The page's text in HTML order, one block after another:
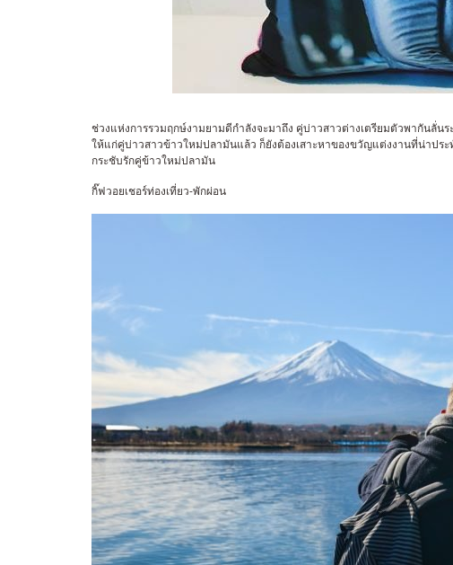
ช่วงแห่งการรวมฤกษ์งามยามดีกำลังจะมาถึง คู่บ่าวสาวต่างเตรียมตัวพากันลั่
ให้แก่คู่บ่าวสาวข้าวใหม่ปลามันแล้ว ก็ยังต้องเสาะหาของขวัญแต่งงานที่น่าปร
กระชับรักคู่ข้าวใหม่ปลามัน
กิ๊ฟวอยเชอร์ท่องเที่ยว-พักผ่อน